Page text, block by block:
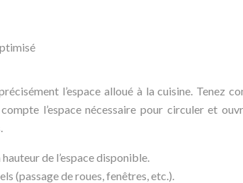
l’espace alloué à la cuisine.
l’espace nécessaire pour circuler et
de l’espace disponible.
(passage de roues, fenêtres, etc.).